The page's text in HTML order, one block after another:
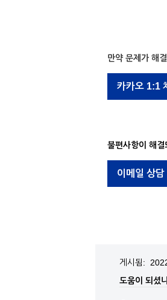
만약 문제가 해
카카오 1:1
불편사항이 해
이메일 상담
게시됨:
도움이 되셨